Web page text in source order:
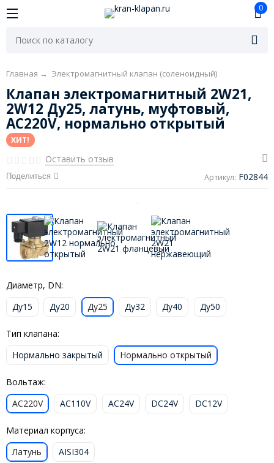
0
Главная → Электромагнитный клапан (соленоидный)
Клапан электромагнитный 2W21,
2W12 Ду25, латунь, муфтовый,
AC220V, нормально открытый
ХИТ!
Оставить отзыв
Поделиться Артикул: F02844
Диаметр, DN:
Ду15
Ду20 Ду25 Ду32 Ду40 Ду50
Тип клапана:
Нормально закрытый
Нормально открытый
Вольтаж:
AC220V
AC110V AC24V DC24V DC12V
Материал корпуса:
Латунь
AISI304